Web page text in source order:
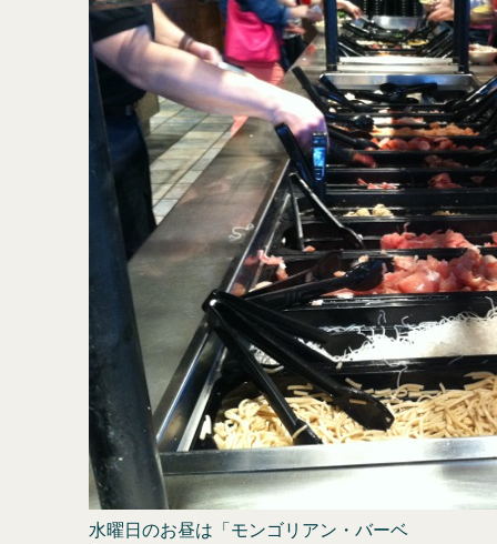
水曜日のお昼は「モンゴリアン・バーベ